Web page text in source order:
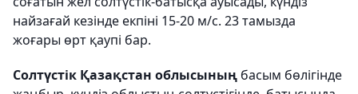
найзағай кезінде екпіні 15-20 м/с. 23 тамызда
жоғары өрт қаупі бар.
Солтүстік Қазақстан облысының басым бөлігінде